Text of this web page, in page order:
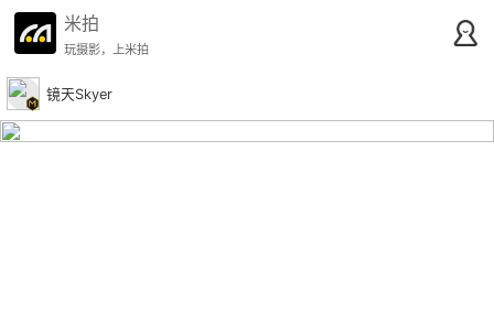
米拍
玩摄影，上米拍
镜天Skyer